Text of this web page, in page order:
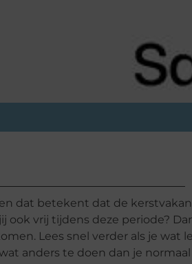
dat betekent dat de
ook vrij tijdens deze periode?
Lees snel verder als je
anders te doen dan je